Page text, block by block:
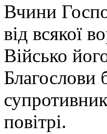
Вчини
від всякої
Військо
Благослови
повітрі.